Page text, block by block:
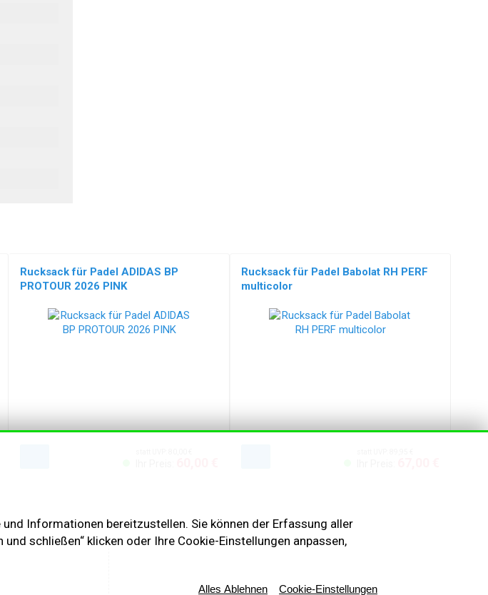
Rucksack für Padel ADIDAS BP
PROTOUR 2026 PINK
Rucksack für Padel Babolat RH PERF
multicolor
Informationen bereitzustellen. Sie können der Erfassung aller
schließen“ klicken oder Ihre Cookie-Einstellungen anpassen,
Cookie-Einstellungen
Alles Ablehnen